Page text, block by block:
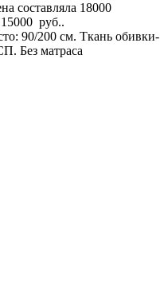
составляла 18000
руб..
90/200 см. Ткань обивки-
Без матраса